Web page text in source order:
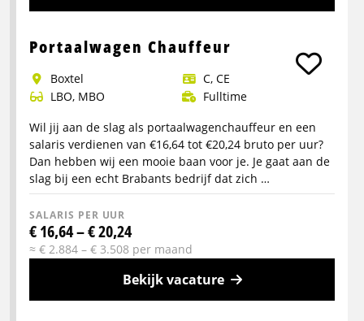
info
Chauffeur
CE
autolaadkraan
vaste
wagen
Portaalwagen Chauffeur
Boxtel
C, CE
LBO, MBO
Fulltime
Wil jij aan de slag als portaalwagenchauffeur en een
salaris verdienen van €16,64 tot €20,24 bruto per uur?
Dan hebben wij een mooie baan voor je. Je gaat aan de
slag bij een echt Brabants bedrijf dat zich …
SALARIS PER UUR
€ 16,64 – € 20,24
≈ € 2.884 – € 3.508 per maand
Bekijk vacature